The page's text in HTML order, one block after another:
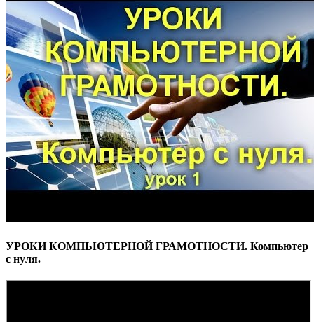
УРОКИ КОМПЬЮТЕРНОЙ ГРАМОТНОСТИ. Компьютер
с нуля.